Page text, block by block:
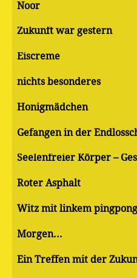
Noor
Zukunft war gestern
Eiscreme
nichts besonderes
Honigmädchen
Gefangen in der
Seelenfreier Körper –
Roter Asphalt
Witz mit linkem
Morgen...
Ein Treffen mit der